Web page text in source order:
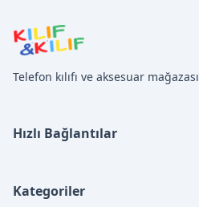
Telefon kılıfı ve aksesuar mağazası
Hızlı Bağlantılar
Kategoriler